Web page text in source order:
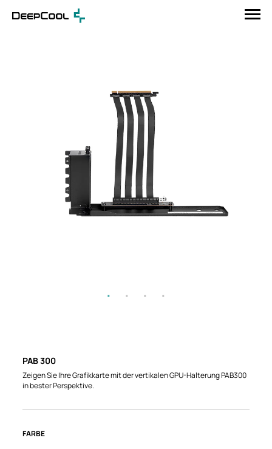
PAB 300
Zeigen Sie Ihre Grafikkarte mit der vertikalen GPU-Halterung PAB300
in bester Perspektive.
FARBE